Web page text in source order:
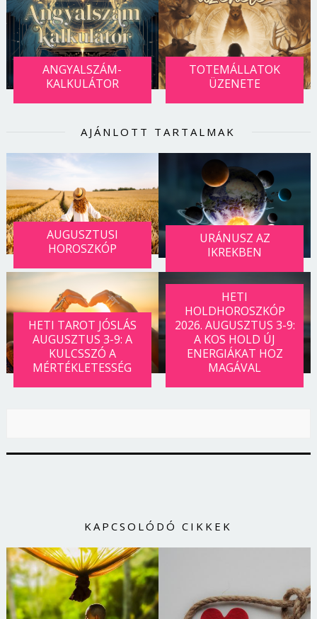
ANGYALSZÁM-
KALKULÁTOR
TOTEMÁLLATOK
ÜZENETE
AJÁNLOTT TARTALMAK
AUGUSZTUSI
HOROSZKÓP
URÁNUSZ AZ
IKREKBEN
HETI TAROT JÓSLÁS
AUGUSZTUS 3-9: A
KULCSSZÓ A
MÉRTÉKLETESSÉG
HETI
HOLDHOROSZKÓP
2026. AUGUSZTUS 3-9:
A KOS HOLD ÚJ
ENERGIÁKAT HOZ
MAGÁVAL
KAPCSOLÓDÓ CIKKEK
Borsonline bejelentkezés
E-mail cím vagy felhasználónév